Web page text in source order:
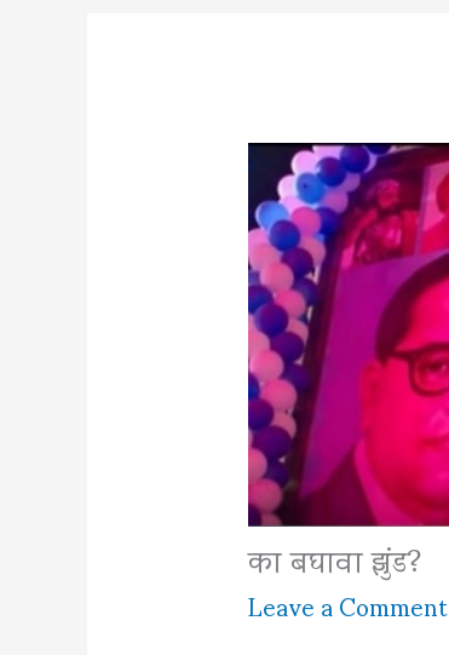
का बघावा झुंड?
Leave a Comment